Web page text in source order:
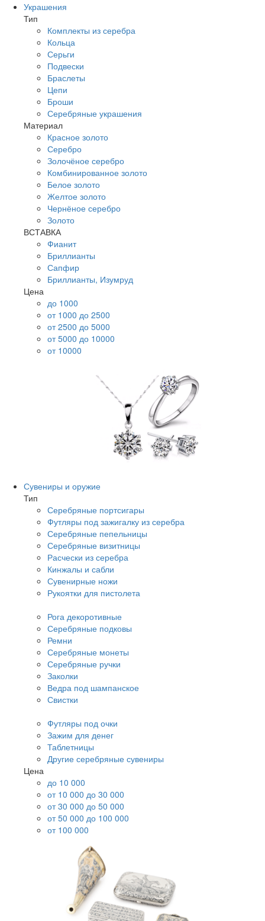
Украшения
Тип
Комплекты из серебра
Кольца
Серьги
Подвески
Браслеты
Цепи
Броши
Серебряные украшения
Материал
Красное золото
Серебро
Золочёное серебро
Комбинированное золото
Белое золото
Желтое золото
Чернёное серебро
Золото
ВСТАВКА
Фианит
Бриллианты
Сапфир
Бриллианты, Изумруд
Цена
до 1000
от 1000 до 2500
от 2500 до 5000
от 5000 до 10000
от 10000
Сувениры и оружие
Тип
Серебряные портсигары
Футляры под зажигалку из серебра
Серебряные пепельницы
Серебряные визитницы
Расчески из серебра
Кинжалы и сабли
Сувенирные ножи
Рукоятки для пистолета
Рога декоротивные
Серебряные подковы
Ремни
Серебряные монеты
Серебряные ручки
Заколки
Ведра под шампанское
Свистки
Футляры под очки
Зажим для денег
Таблетницы
Другие серебряные сувениры
Цена
до 10 000
от 10 000 до 30 000
от 30 000 до 50 000
от 50 000 до 100 000
от 100 000